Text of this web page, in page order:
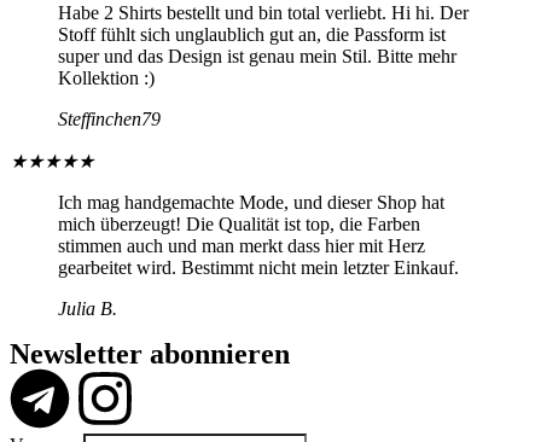
Habe 2 Shirts bestellt und bin total verliebt. Hi hi. Der
Stoff fühlt sich unglaublich gut an, die Passform ist
super und das Design ist genau mein Stil. Bitte mehr
Kollektion :)
Steffinchen79
★★★★★
Ich mag handgemachte Mode, und dieser Shop hat
mich überzeugt! Die Qualität ist top, die Farben
stimmen auch und man merkt dass hier mit Herz
gearbeitet wird. Bestimmt nicht mein letzter Einkauf.
Julia B.
Newsletter abonnieren